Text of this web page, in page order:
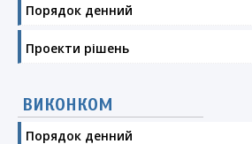
Порядок денний
Проекти рішень
ВИКОНКОМ
Порядок денний